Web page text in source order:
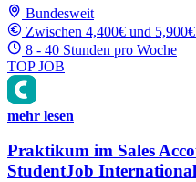
Bundesweit
Zwischen 4,400€ und
8 - 40 Stunden pro Woche
TOP JOB
mehr lesen
Praktikum im Sales
StudentJob